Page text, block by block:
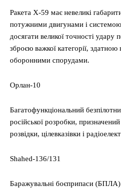
Ракета Х-59 має невеликі
потужними двигунами і
досягати великої точності
зброєю важкої категорії,
оборонними спорудами.
Орлан-10
Багатофункціональний
російської розробки,
розвідки, цілевказівки і
Shahed-136/131
Баражувальні боєприпаси (БПЛА)